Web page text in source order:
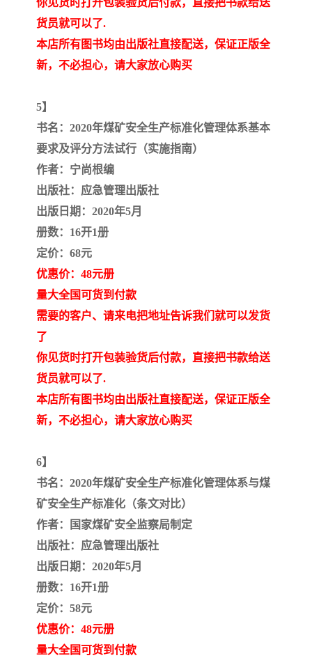
你见货时打开包装验货后付款，直接把书款给送
货员就可以了.
本店所有图书均由出版社直接配送，保证正版全
新，不必担心，请大家放心购买
5】
书名：2020年煤矿安全生产标准化管理体系基本
要求及评分方法试行（实施指南）
作者：宁尚根编
出版社：应急管理出版社
出版日期：2020年5月
册数：16开1册
定价：68元
优惠价：48元册
量大全国可货到付款
需要的客户、请来电把地址告诉我们就可以发货
了
你见货时打开包装验货后付款，直接把书款给送
货员就可以了.
本店所有图书均由出版社直接配送，保证正版全
新，不必担心，请大家放心购买
6】
书名：2020年煤矿安全生产标准化管理体系与煤
矿安全生产标准化（条文对比）
作者：国家煤矿安全监察局制定
出版社：应急管理出版社
出版日期：2020年5月
册数：16开1册
定价：58元
优惠价：48元册
量大全国可货到付款